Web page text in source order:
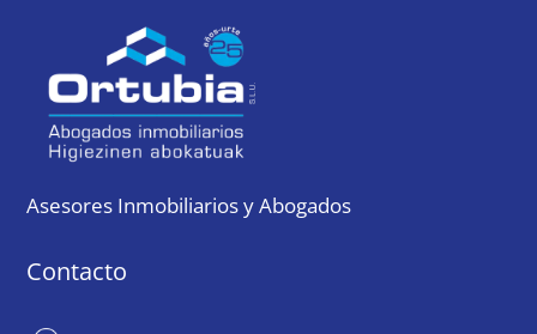
Asesores Inmobiliarios y Abogados
Contacto